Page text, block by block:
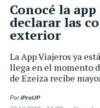
La App Viajeros ya
llega en el momento
de Ezeiza recibe
PoriProUP
Conocé la
declarar las
exterior